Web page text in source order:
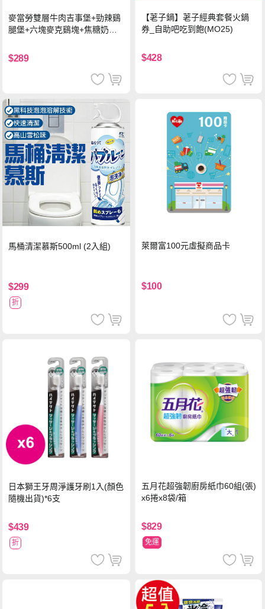
麥當勞雙層牛肉吉事堡+勁辣鷄
腿堡+六塊麥克鷄塊+焦糖奶茶
$289
【荖子鍋】荖子經典套餐火鍋
券_自助吧吃到飽(MO25)
$428
馬桶清潔慕斯500ml (2入組)
$299
折
萊爾富100元虛擬商品卡
$100
日本獅王牙周淨護牙刷1入(顏色
隨機出貨)*6支
$439
折
五月花超強韌廚房紙巾60組(張)
x6捲x8袋/箱
$829
免運